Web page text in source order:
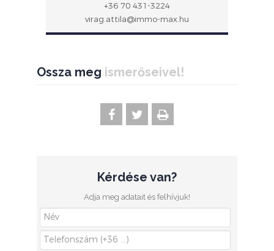
+36 70 431-3224
virag.attila@immo-max.hu
Ossza meg ismerőseivel!
Kérdése van?
Adja meg adatait és felhívjuk!